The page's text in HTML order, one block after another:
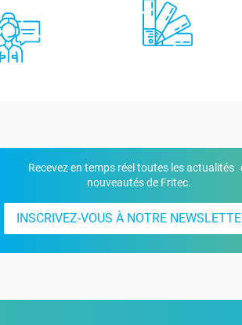
Recevez en temps réel toutes les actualités
nouveautés de Fritec.
INSCRIVEZ-VOUS À NOTRE